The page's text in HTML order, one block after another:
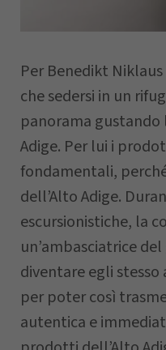
Per Benedikt
che sedersi in un
panorama
Adige. Per lui i
fondamentali,
dell’Alto Adige.
escursionistiche, la
un’ambasciatrice
diventare egli
per poter così
autentica e
Cognome
Azienda
CAP
Comune
Via